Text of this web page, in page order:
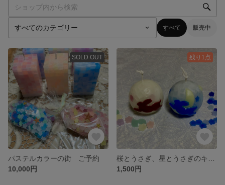
すべて 販売中
SOLD OUT
パステルカラーの街 ご予約
10,000円
残り1点
1,500円